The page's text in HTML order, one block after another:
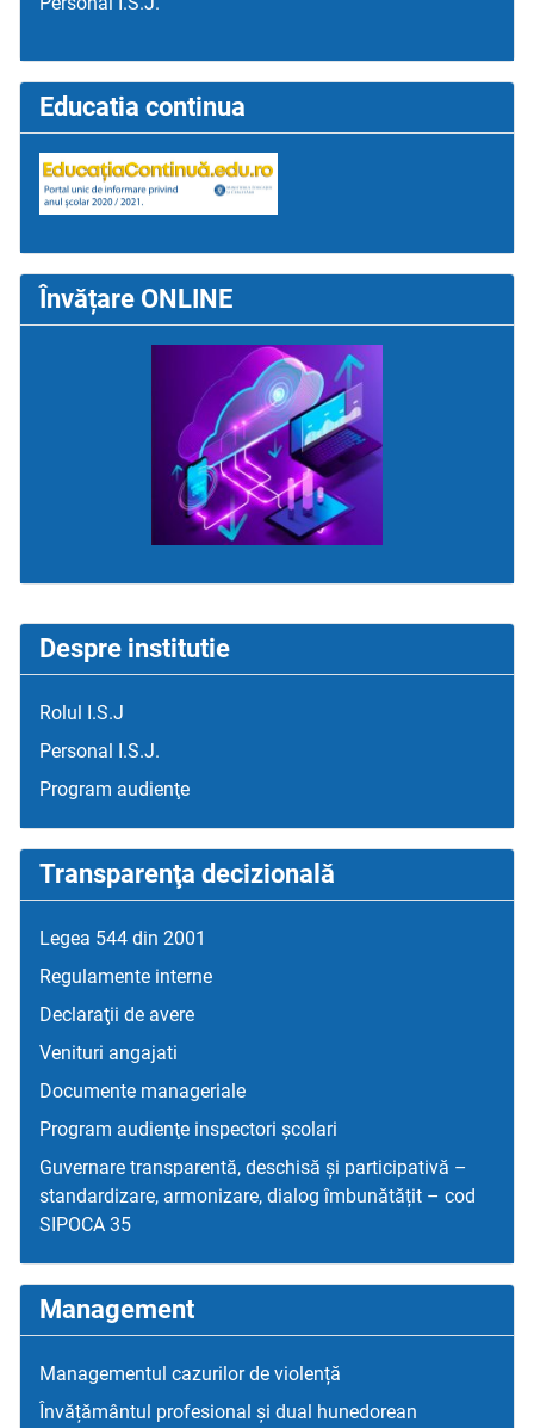
Despre institutie
Rolul I.S.J
Personal I.S.J.
Program audienţe
Transparenţa decizională
Legea 544 din 2001
Regulamente interne
Declaraţii de avere
Venituri angajati
Documente manageriale
Program audienţe inspectori școlari
Guvernare transparentă, deschisă și participativă –
standardizare, armonizare, dialog îmbunătățit – cod
SIPOCA 35
Management
Managementul cazurilor de violență
Învățământul profesional și dual hunedorean
Educatia continua
Învățare ONLINE